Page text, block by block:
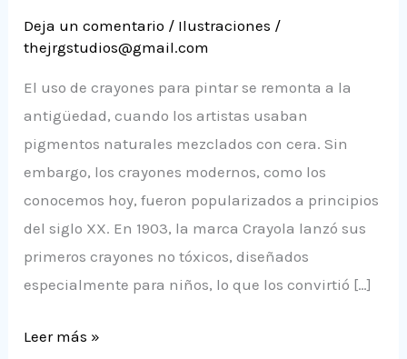
Deja un comentario / Ilustraciones /
thejrgstudios@gmail.com
El uso de crayones para pintar se remonta a la
antigüedad, cuando los artistas usaban
pigmentos naturales mezclados con cera. Sin
embargo, los crayones modernos, como los
conocemos hoy, fueron popularizados a principios
del siglo XX. En 1903, la marca Crayola lanzó sus
primeros crayones no tóxicos, diseñados
especialmente para niños, lo que los convirtió […]
Leer más »